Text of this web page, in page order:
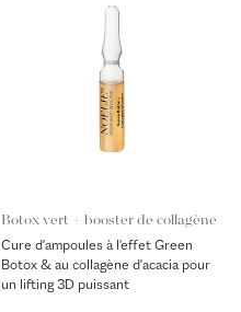
Botox vert + booster de collagène
Cure d'ampoules à l'effet Green
Botox & au collagène d'acacia pour
un lifting 3D puissant